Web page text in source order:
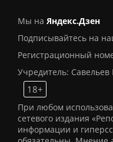
Мы на Яндекс.Дзен
Подписывайтесь на
Регистрационный
Учредитель: Савельев
18+
При любом
сетевого издания
информации и